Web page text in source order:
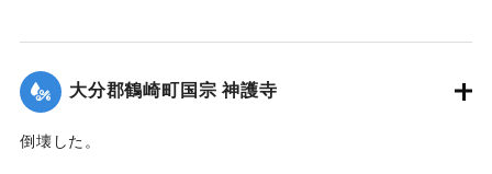
｜固有コード:00474056
大分郡鶴崎町国宗 神護寺
倒壊した。